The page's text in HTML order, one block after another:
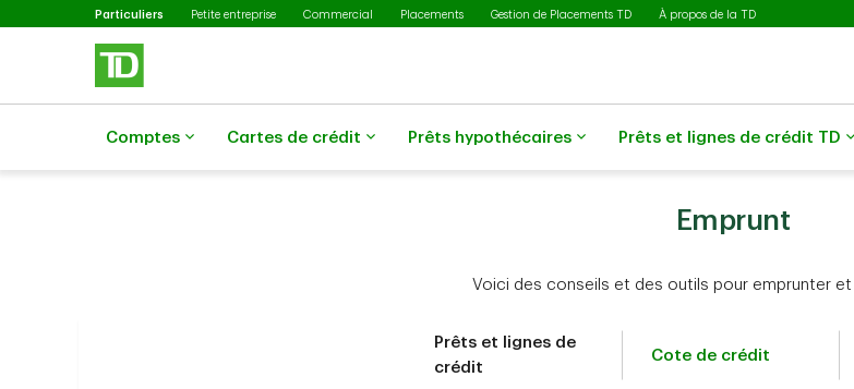
Passer au contenu principal
Particuliers Sélectionné
Petite entreprise Commercial Placements Gestion de Placements TD À propos de la TD
Comptes Cartes de crédit Prêts hypothécaires Prêts et lignes de crédit TD
Emprunt
Voici des conseils et des outils pour emprunter
Prêts et lignes de
crédit
Cote de crédit